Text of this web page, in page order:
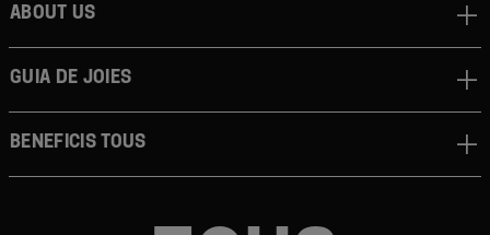
About us
Guia de joies
Beneficis TOUS